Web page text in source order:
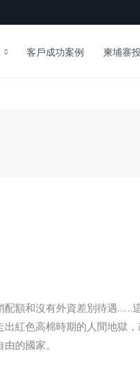
客戶成功案例 柬埔寨
配額和沒有外資差別待遇……
紅色高棉時期的人間地獄
的國家。